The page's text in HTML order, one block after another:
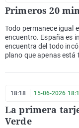
Primeros 20
Todo permanece igual
encuentro. España es
encuentra del todo
plano que apenas
18:18 15-06-2026
La primera
Verde